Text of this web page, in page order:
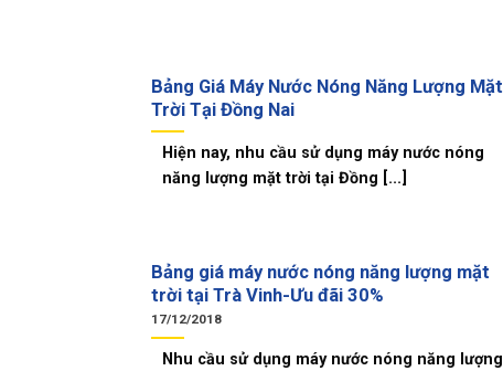
Bảng Giá Máy Nước Nóng Năng Lượng Mặt
Trời Tại Đồng Nai
Hiện nay, nhu cầu sử dụng máy nước nóng
năng lượng mặt trời tại Đồng [...]
Bảng giá máy nước nóng năng lượng mặt
trời tại Trà Vinh-Ưu đãi 30%
17/12/2018
Nhu cầu sử dụng máy nước nóng năng lượng